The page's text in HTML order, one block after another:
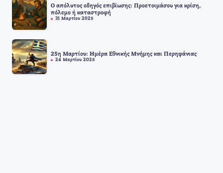
Ο απόλυτος οδηγός επιβίωσης: Προετοιμάσου για κρίση,
πόλεμο ή καταστροφή
31 Μαρτίου 2025
25η Μαρτίου: Ημέρα Εθνικής Μνήμης και Περηφάνιας
24 Μαρτίου 2025